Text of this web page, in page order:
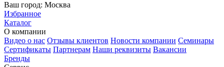
Ваш город: Москва
Избранное
Каталог
О компании
Видео о нас Отзывы клиентов Новости компании Семинары
Сертификаты Партнерам Наши реквизиты Вакансии
Бренды